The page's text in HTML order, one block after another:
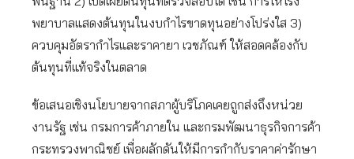
พยาบาลแสดงต้นทุนในงบกำไรขาดทุนอย่างโปร่งใส 3)
ควบคุมอัตรากำไรและราคายา เวชภัณฑ์ ให้สอดคล้องกับ
ต้นทุนที่แท้จริงในตลาด
ข้อเสนอเชิงนโยบายจากสภาผู้บริโภคเคยถูกส่งถึงหน่วย
งานรัฐ เช่น กรมการค้าภายใน และกรมพัฒนาธุรกิจการค้า
กระทรวงพาณิชย์ เพื่อผลักดันให้มีการกำกับราคาค่ารักษา